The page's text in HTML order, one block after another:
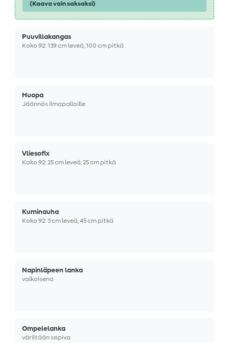
(Kaava vain saksaksi)
Puuvillakangas
Koko 92: 139 cm leveä, 100 cm pitkä
Huopa
Jäännös ilmapalloille
Vliesofix
Koko 92: 25 cm leveä, 25 cm pitkä
Kuminauha
Koko 92: 3 cm leveä, 45 cm pitkä
Napinläpeen lanka
valkoisena
Ompelelanka
väriltään sopiva